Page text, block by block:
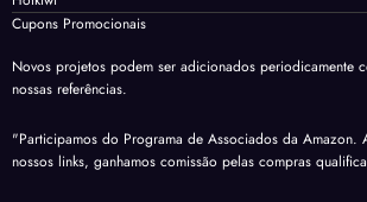
Cupons Promocionais
Novos projetos podem ser adicionados periodicamente
nossas referências.
"Participamos do Programa de Associados da Amazon.
nossos links, ganhamos comissão pelas compras